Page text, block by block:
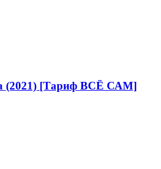
(2021) [Тариф ВСЁ САМ]